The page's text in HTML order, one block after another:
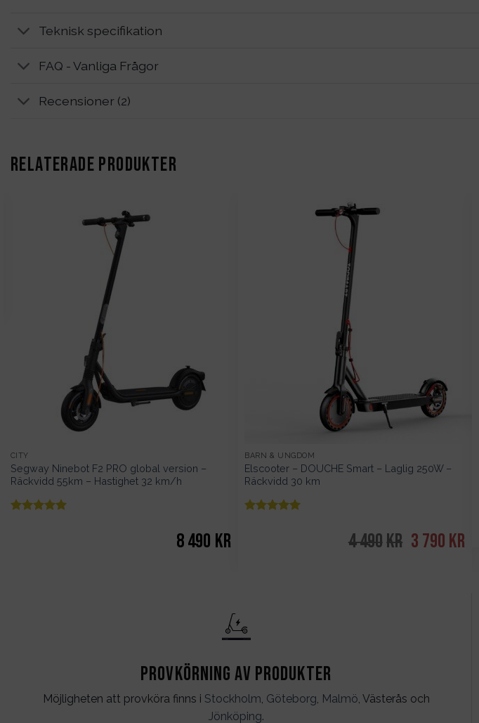
Teknisk specifikation
FAQ - Vanliga Frågor
Recensioner (2)
RELATERADE PRODUKTER
CITY
Segway Ninebot F2 PRO global version –
Räckvidd 55km – Hastighet 32 km/h
8 490 kr
BARN & UNGDOM
Elscooter – DOUCHE Smart – Laglig 250W –
Räckvidd 30 km
4 490kr Det
ursprungliga
3 790 kr
Provkörning av produkter
Möjligheten att provköra finns i Stockholm, Göteborg, Malmö, Västerås och
Jönköping.